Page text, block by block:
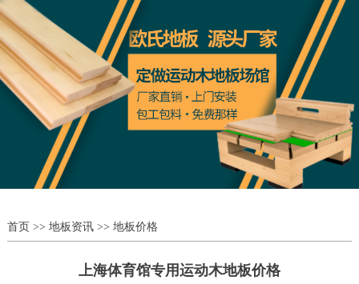
首页>> 地板资讯>> 地板价格
上海体育馆专用运动木地板价格